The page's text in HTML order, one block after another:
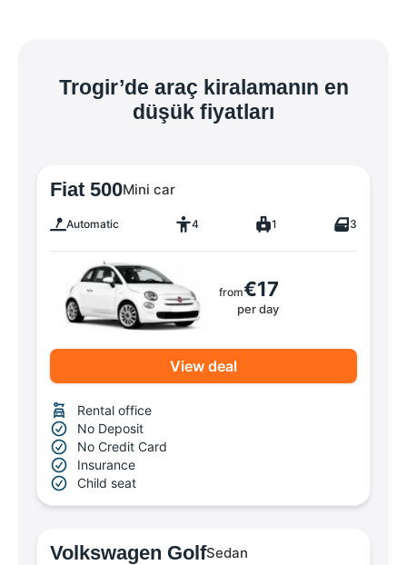
Trogir’de araç kiralamanın en
düşük fiyatları
Fiat 500Mini car
Automatic 4 1 3
from€17
per day
View deal
Rental office
No Deposit
No Credit Card
Insurance
Child seat
Volkswagen GolfSedan